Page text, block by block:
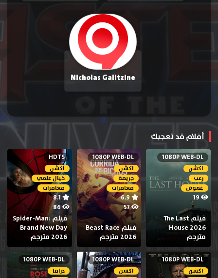
Nicholas Galitzine
أفلام قد تعجبك
1080P WEB-DL
اكشن
رعب
غموض
فيلم The Last
House 2026
مترجم
1080P WEB-DL
اكشن
جريمة
مغامرات
6.9
57
فيلم Beast Race
2026 مترجم
HDTS
اكشن
خيال علمي
مغامرات
8.1
86
فيلم Spider-Man:
Brand New Day
2026 مترجم
1080P WEB-DL
اكشن
1080P WEB-DL
اكشن
1080P WEB-DL
دراما